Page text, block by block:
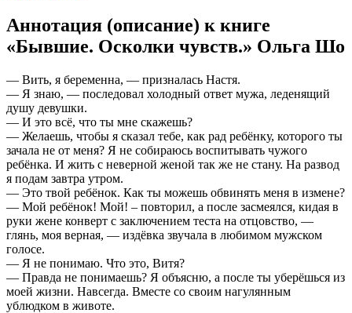
Аннотация (описание) к книге
«Бывшие. Осколки чувств.» Ольга Шо
— Вить, я беременна, — призналась Настя.
— Я знаю, — последовал холодный ответ мужа, леденящий
душу девушки.
— И это всё, что ты мне скажешь?
— Желаешь, чтобы я сказал тебе, как рад ребёнку, которого ты
зачала не от меня? Я не собираюсь воспитывать чужого
ребёнка. И жить с неверной женой так же не стану. На развод
я подам завтра утром.
— Это твой ребёнок. Как ты можешь обвинять меня в измене?
— Мой ребёнок! Мой! – повторил, а после засмеялся, кидая в
руки жене конверт с заключением теста на отцовство, —
глянь, моя верная, — издёвка звучала в любимом мужском
голосе.
— Я не понимаю. Что это, Витя?
— Правда не понимаешь? Я объясню, а после ты уберёшься из
моей жизни. Навсегда. Вместе со своим нагулянным
ублюдком в животе.